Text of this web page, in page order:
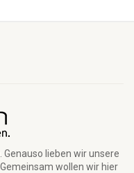
Genauso lieben wir unsere
wollen wir hier